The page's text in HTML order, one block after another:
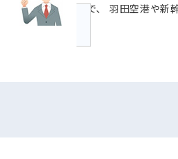
分で、 羽田空港や新